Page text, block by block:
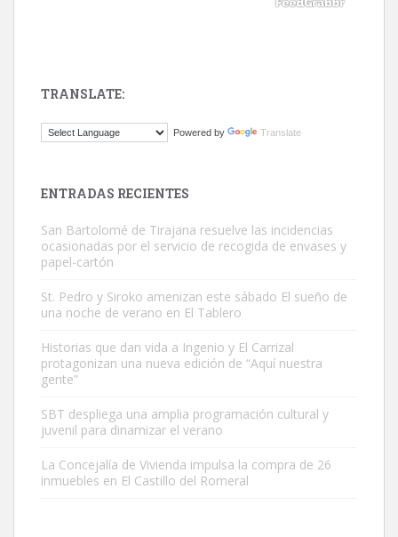
El ayuntamiento se va a llevar a Los Gatos callejeros de la zona los
Este gato macho ha aparecido en la calle hace menos de un mes,
es muy manso y extremadamente cari...
Leales.org » Gran Canaria
TRANSLATE:
Powered by Translate
ENTRADAS RECIENTES
San Bartolomé de Tirajana resuelve las incidencias
ocasionadas por el servicio de recogida de envases y
papel-cartón
St. Pedro y Siroko amenizan este sábado El sueño de
una noche de verano en El Tablero
Historias que dan vida a Ingenio y El Carrizal
protagonizan una nueva edición de “Aquí nuestra
gente”
SBT despliega una amplia programación cultural y
juvenil para dinamizar el verano
La Concejalía de Vivienda impulsa la compra de 26
inmuebles en El Castillo del Romeral